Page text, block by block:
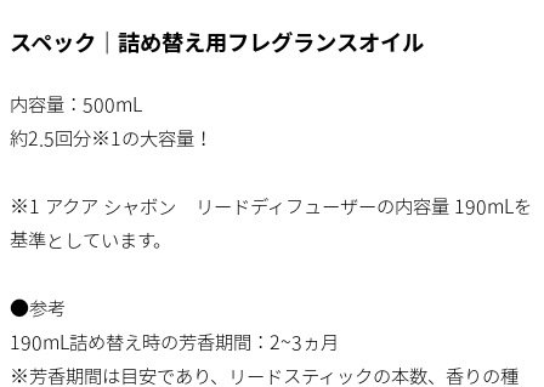
スペック｜詰め替え用フレグランスオイル
内容量：500mL
約2.5回分※1の大容量！
※1 アクア シャボン リードディフューザーの内容量 190mLを
基準としています。
●参考
190mL詰め替え時の芳香期間：2~3ヵ月
※芳香期間は目安であり、リードスティックの本数、香りの種